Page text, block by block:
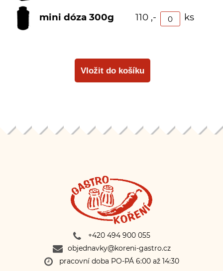
mini dóza 300g 110 ,- ks
+420 494 900 055
objednavky@koreni-gastro.cz
pracovní doba PO-PÁ 6:00 až 14:30